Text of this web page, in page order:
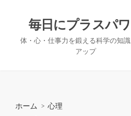
毎日にプラスパ
体・心・仕事力を鍛える科学の知
アップ
ホーム > 心理